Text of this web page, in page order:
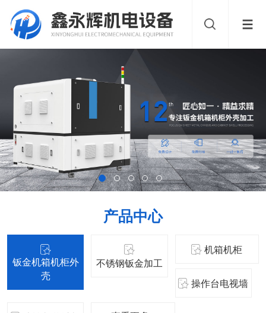
产品中心
钣金机箱机柜外
壳
不锈钢钣金加工
机箱机柜
操作台电视墙